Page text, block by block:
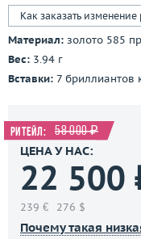
Как заказать
Материал: золото 585
Вес: 3.94 г
Вставки: 7 бриллиантов
Ритейл: 58 000 ₽
ЦЕНА У НАС:
22 500
239 € 276 $
Почему такая